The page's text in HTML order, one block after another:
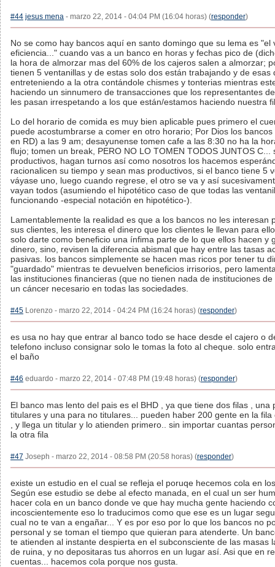
#44 jesus mena - marzo 22, 2014 - 04:04 PM (16:04 horas) (responder)
No se como hay bancos aquí en santo domingo que su lema es "el
eficiencia..." cuando vas a un banco en horas y fechas pico de
la hora de almorzar mas del 60% de los cajeros salen a almorzar;
tienen 5 ventanillas y de estas solo dos están trabajando y de esas
entreteniendo a la otra contándole chismes y tonterias mientras
haciendo un sinnumero de transacciones que los representantes
les pasan irrespetando a los que están/estamos haciendo nuestra
Lo del horario de comida es muy bien aplicable pues primero el
puede acostumbrarse a comer en otro horario; Por Dios los
en RD) a las 9 am; desayunense tomen cafe a las 8:30 no ha la
flujo; tomen un break, PERO NO LO TOMEN TODOS JUNTOS C...
productivos, hagan turnos así como nosotros los hacemos
racionalicen su tiempo y sean mas productivos, si el banco tiene 5
váyase uno, luego cuando regrese, el otro se va y así
vayan todos (asumiendo el hipotético caso de que todas las
funcionando -especial notación en hipotético-).
Lamentablemente la realidad es que a los bancos no les interesan
sus clientes, les interesa el dinero que los clientes le llevan para
solo darte como beneficio una ínfima parte de lo que ellos hacen y
dinero, sino, revisen la diferencia abismal que hay entre las tasas
pasivas. los bancos simplemente se hacen mas ricos por tener tu
"guardado" mientras te devuelven beneficios irrisorios, pero
las instituciones financieras (que no tienen nada de instituciones
un cáncer necesario en todas las sociedades.
#45 Lorenzo - marzo 22, 2014 - 04:24 PM (16:24 horas) (responder)
es usa no hay que entrar al banco todo se hace desde el cajero o
telefono incluso consignar solo le tomas la foto al cheque. solo
el baño
#46 eduardo - marzo 22, 2014 - 07:48 PM (19:48 horas) (responder)
El banco mas lento del pais es el BHD , ya que tiene dos filas , una
titulares y una para no titulares... pueden haber 200 gente en la fila
, y llega un titular y lo atienden primero.. sin importar cuantas
la otra fila
#47 Joseph - marzo 22, 2014 - 08:58 PM (20:58 horas) (responder)
existe un estudio en el cual se refleja el poruqe hecemos cola en
Según ese estudio se debe al efecto manada, en el cual un ser
hacer cola en un banco donde ve que hay mucha gente haciendo
incoscientemente eso lo traducimos como que ese es un lugar
cual no te van a engañar... Y es por eso por lo que los bancos no
personal y se toman el tiempo que quieran para atenderte. Un
te atienden al instante despierta en el subconsciente de las masas
de ruina, y no depositaras tus ahorros en un lugar así. Asi que en
cuentas... hacemos cola porque nos gusta.